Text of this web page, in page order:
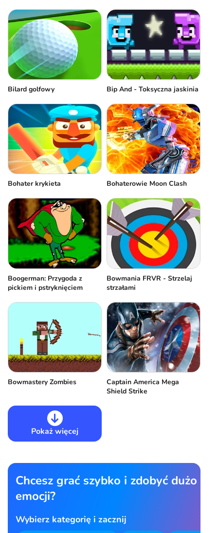
Bilard golfowy Bip And - Toksyczna jaskinia
Bohater krykieta Bohaterowie Moon Clash
Boogerman: Przygoda z
pickiem i pstryknięciem
Bowmania FRVR - Strzelaj
strzałami
Bowmastery Zombies
Captain America Mega
Shield Strike
Pokaż więcej
Chcesz grać szybko i zdobyć dużo
emocji?
Wybierz kategorię i zacznij